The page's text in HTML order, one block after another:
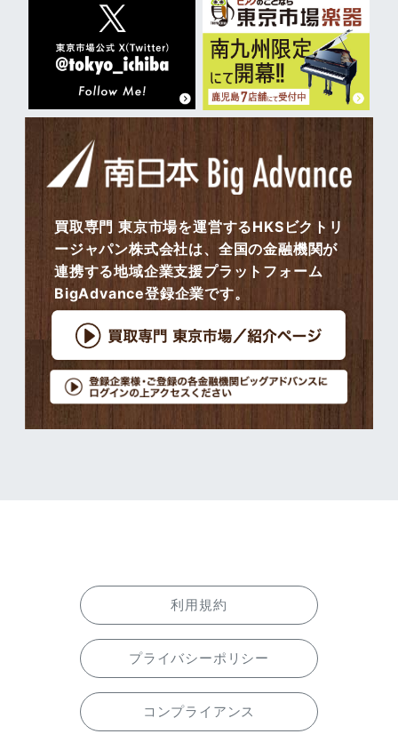
買取専門 東京市場を運営するHKSビクトリ
ージャパン株式会社は、全国の金融機関が
連携する地域企業支援プラットフォーム
BigAdvance登録企業です。
利用規約
プライバシーポリシー
コンプライアンス